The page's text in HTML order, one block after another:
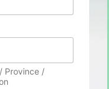
Province /